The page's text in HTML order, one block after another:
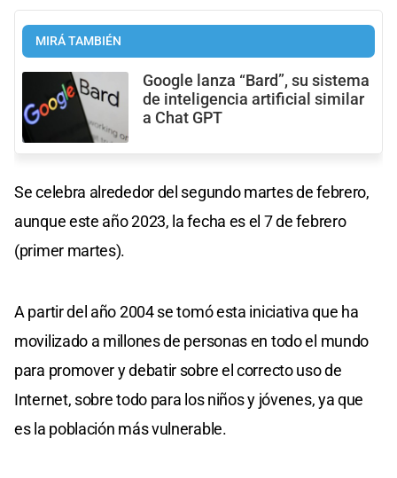
MIRÁ TAMBIÉN
Google lanza “Bard”, su sistema
de inteligencia artificial similar
a Chat GPT
Se celebra alrededor del segundo martes de febrero,
aunque este año 2023, la fecha es el 7 de febrero
(primer martes).
A partir del año 2004 se tomó esta iniciativa que ha
movilizado a millones de personas en todo el mundo
para promover y debatir sobre el correcto uso de
Internet, sobre todo para los niños y jóvenes, ya que
es la población más vulnerable.